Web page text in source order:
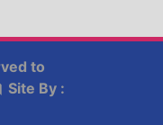
to
। Site By :